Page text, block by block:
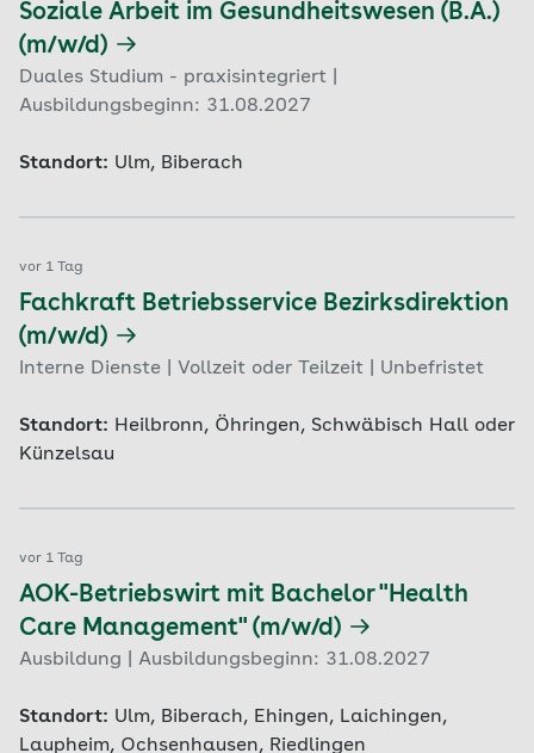
Soziale Arbeit im Gesundheitswesen (B.A.)
(m/w/d)
Duales Studium - praxisintegriert |
Ausbildungsbeginn: 31.08.2027
Standort: Ulm, Biberach
vor 1 Tag
Fachkraft Betriebsservice Bezirksdirektion
(m/w/d)
Interne Dienste | Vollzeit oder Teilzeit | Unbefristet
Standort: Heilbronn, Öhringen, Schwäbisch Hall oder
Künzelsau
vor 1 Tag
AOK-Betriebswirt mit Bachelor "Health
Care Management" (m/w/d)
Ausbildung | Ausbildungsbeginn: 31.08.2027
Standort: Ulm, Biberach, Ehingen, Laichingen,
Laupheim, Ochsenhausen, Riedlingen